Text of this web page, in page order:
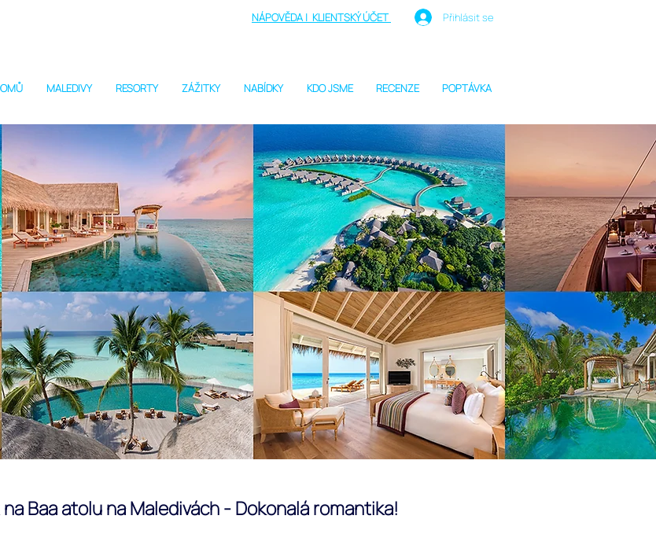
MALEDIVY RESORTY ZÁŽITKY NABÍDKY KDO JSME RECENZE POPTÁVKA
Přihlásit se
NÁPOVĚDA | KLIENTSKÝ ÚČET
Baa atolu na Maledivách - Dokonalá romantika!